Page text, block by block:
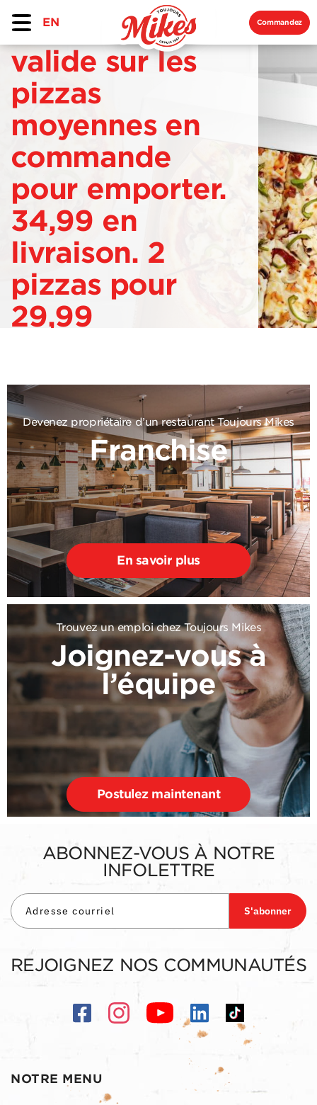
EN Commandez
valide sur les
pizzas
moyennes en
commande
pour emporter.
34,99 en
livraison. 2
pizzas pour
29,99
Devenez propriétaire d’un restaurant Toujours Mikes
Franchise
En savoir plus
Trouvez un emploi chez Toujours Mikes
Joignez-vous à
l’équipe
Postulez maintenant
NOTRE MENU
ABONNEZ-VOUS À NOTRE
INFOLETTRE
S'abonner
REJOIGNEZ NOS COMMUNAUTÉS